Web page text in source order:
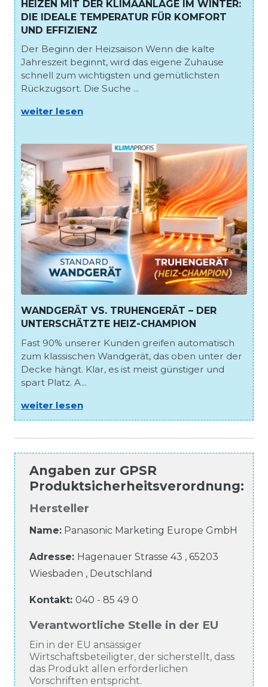
HEIZEN MIT DER KLIMAANLAGE IM WINTER:
DIE IDEALE TEMPERATUR FÜR KOMFORT
UND EFFIZIENZ
Der Beginn der Heizsaison Wenn die kalte
Jahreszeit beginnt, wird das eigene Zuhause
schnell zum wichtigsten und gemütlichsten
Rückzugsort. Die Suche ...
weiter lesen
WANDGERÄT VS. TRUHENGERÄT – DER
UNTERSCHÄTZTE HEIZ-CHAMPION
Fast 90% unserer Kunden greifen automatisch
zum klassischen Wandgerät, das oben unter der
Decke hängt. Klar, es ist meist günstiger und
spart Platz. A...
weiter lesen
Angaben zur GPSR
Produktsicherheitsverordnung:
Hersteller
Name: Panasonic Marketing Europe GmbH
Adresse: Hagenauer Strasse 43 , 65203
Wiesbaden , Deutschland
Kontakt: 040 - 85 49 0
Verantwortliche Stelle in der EU
Ein in der EU ansässiger
Wirtschaftsbeteiligter, der sicherstellt, dass
das Produkt allen erforderlichen
Vorschriften entspricht.